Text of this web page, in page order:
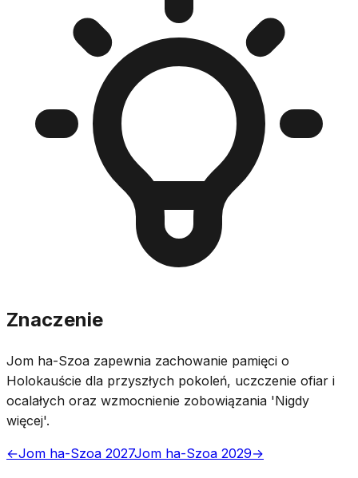
Znaczenie
Jom ha-Szoa zapewnia zachowanie pamięci o
Holokauście dla przyszłych pokoleń, uczczenie ofiar i
ocalałych oraz wzmocnienie zobowiązania 'Nigdy
więcej'.
←Jom ha-Szoa 2027Jom ha-Szoa 2029→